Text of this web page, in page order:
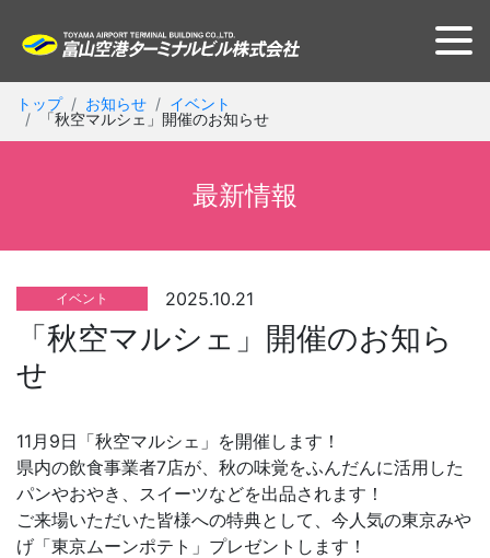
トップ お知らせ
イベント
「秋空マルシェ」開催のお知らせ
最新情報
イベント 2025.10.21
「秋空マルシェ」開催のお知ら
せ
11月9日「秋空マルシェ」を開催します！
県内の飲食事業者7店が、秋の味覚をふんだんに活用した
パンやおやき、スイーツなどを出品されます！
ご来場いただいた皆様への特典として、今人気の東京みや
げ「東京ムーンポテト」プレゼントします！